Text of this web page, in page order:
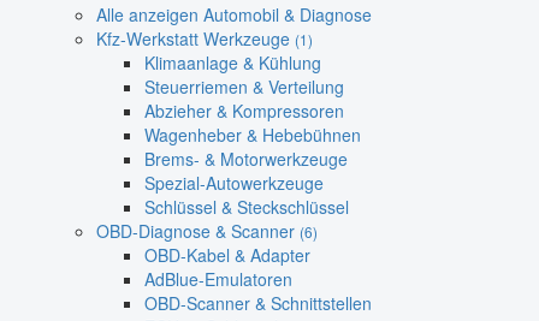
Alle anzeigen Automobil & Diagnose
Kfz-Werkstatt Werkzeuge (1)
Klimaanlage & Kühlung
Steuerriemen & Verteilung
Abzieher & Kompressoren
Wagenheber & Hebebühnen
Brems- & Motorwerkzeuge
Spezial-Autowerkzeuge
Schlüssel & Steckschlüssel
OBD-Diagnose & Scanner (6)
OBD-Kabel & Adapter
AdBlue-Emulatoren
OBD-Scanner & Schnittstellen